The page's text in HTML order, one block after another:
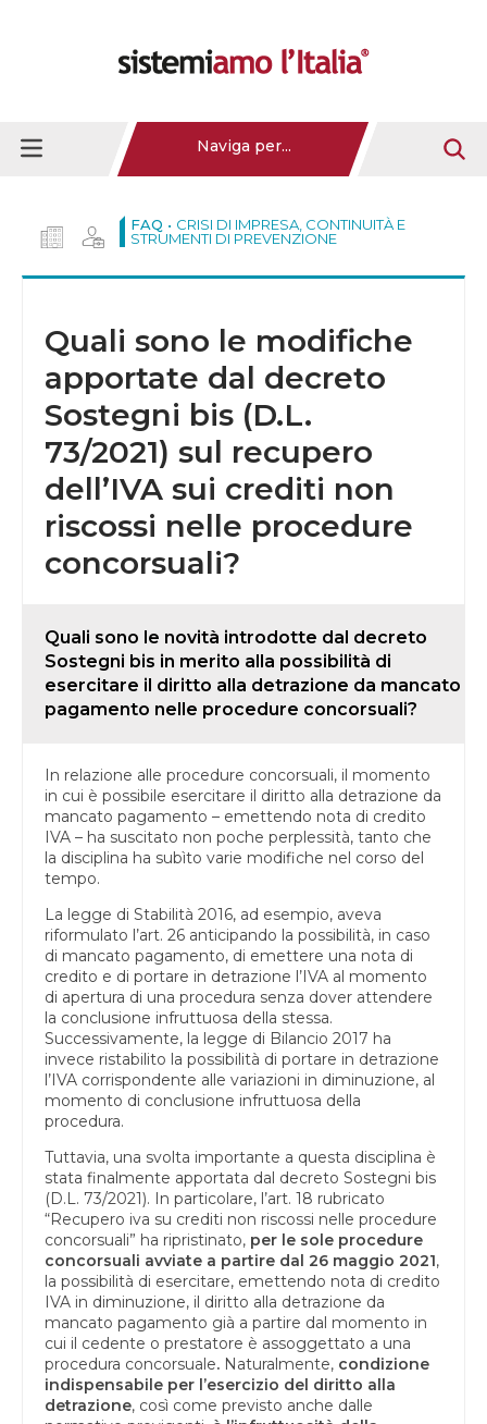
Naviga per...
FAQ • CRISI DI IMPRESA, CONTINUITÀ E
STRUMENTI DI PREVENZIONE
Quali sono le modifiche
apportate dal decreto
Sostegni bis (D.L.
73/2021) sul recupero
dell’IVA sui crediti non
riscossi nelle procedure
concorsuali?
Quali sono le novità introdotte dal decreto
Sostegni bis in merito alla possibilità di
esercitare il diritto alla detrazione da mancato
pagamento nelle procedure concorsuali?
In relazione alle procedure concorsuali, il momento
in cui è possibile esercitare il diritto alla detrazione da
mancato pagamento – emettendo nota di credito
IVA – ha suscitato non poche perplessità, tanto che
la disciplina ha subìto varie modifiche nel corso del
tempo.
La legge di Stabilità 2016, ad esempio, aveva
riformulato l’art. 26 anticipando la possibilità, in caso
di mancato pagamento, di emettere una nota di
credito e di portare in detrazione l’IVA al momento
di apertura di una procedura senza dover attendere
la conclusione infruttuosa della stessa.
Successivamente, la legge di Bilancio 2017 ha
invece ristabilito la possibilità di portare in detrazione
l’IVA corrispondente alle variazioni in diminuzione, al
momento di conclusione infruttuosa della
procedura.
Tuttavia, una svolta importante a questa disciplina è
stata finalmente apportata dal decreto Sostegni bis
(D.L. 73/2021). In particolare, l’art. 18 rubricato
“Recupero iva su crediti non riscossi nelle procedure
concorsuali” ha ripristinato, per le sole procedure
concorsuali avviate a partire dal 26 maggio 2021,
la possibilità di esercitare, emettendo nota di credito
IVA in diminuzione, il diritto alla detrazione da
mancato pagamento già a partire dal momento in
cui il cedente o prestatore è assoggettato a una
procedura concorsuale. Naturalmente, condizione
indispensabile per l’esercizio del diritto alla
detrazione, così come previsto anche dalle